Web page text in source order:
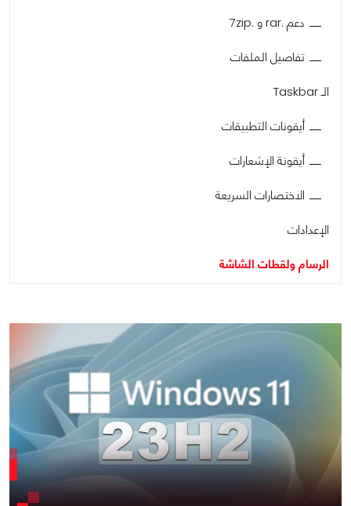
دعم .rar و .7zip
تفاصيل الملفات
الـ Taskbar
أيقونات التطبيقات
أيقونة الإشعارات
الاختصارات السريعة
الإعدادات
الرسام ولقطات الشاشة